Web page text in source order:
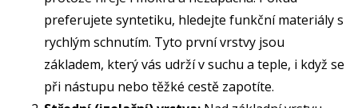
preferujete syntetiku, hledejte funkční materiály s
rychlým schnutím. Tyto první vrstvy jsou
základem, který vás udrží v suchu a teple, i když se
při nástupu nebo těžké cestě zapotíte.